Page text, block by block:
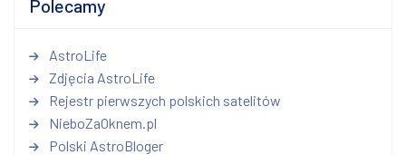
Polecamy
AstroLife
Zdjęcia AstroLife
Rejestr pierwszych polskich satelitów
NieboZaOknem.pl
Polski AstroBloger